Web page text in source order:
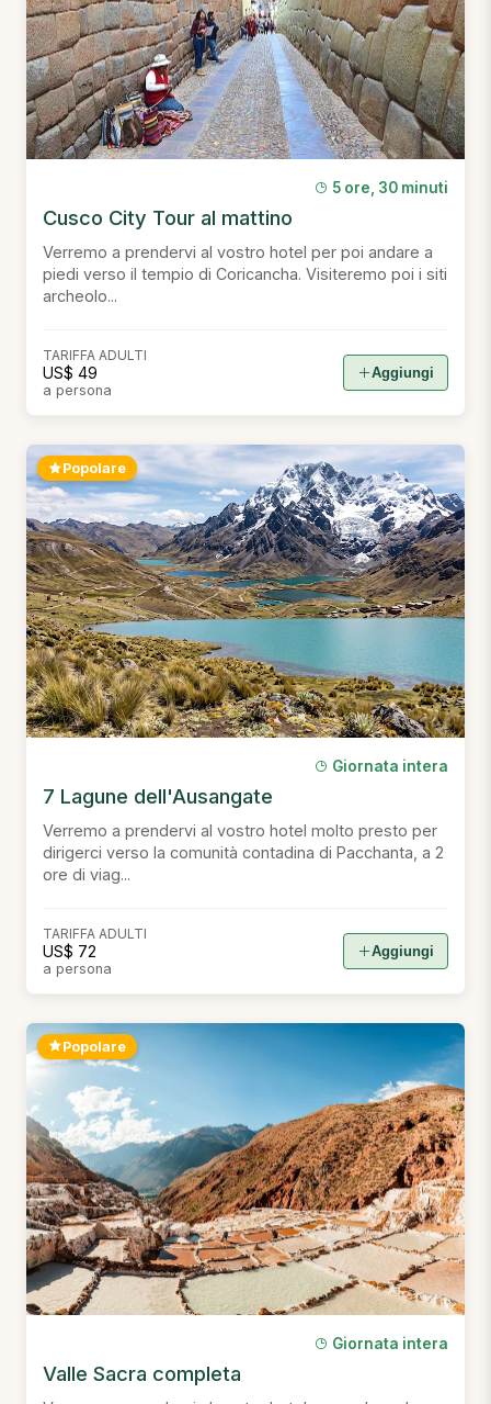
5 ore, 30 minuti
Cusco City Tour al mattino
Verremo a prendervi al vostro hotel per poi andare a
piedi verso il tempio di Coricancha. Visiteremo poi i siti
archeolo...
TARIFFA ADULTI
US$ 49
a persona
Aggiungi
Popolare
Giornata intera
7 Lagune dell'Ausangate
Verremo a prendervi al vostro hotel molto presto per
dirigerci verso la comunità contadina di Pacchanta, a 2
ore di viag...
TARIFFA ADULTI
US$ 72
a persona
Aggiungi
Popolare
Giornata intera
Valle Sacra completa